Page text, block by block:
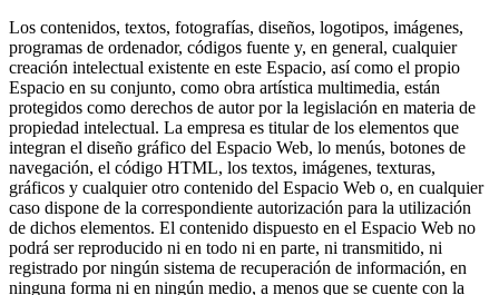
Los contenidos, textos, fotografías, diseños, logotipos, imágenes,
programas de ordenador, códigos fuente y, en general, cualquier
creación intelectual existente en este Espacio, así como el propio
Espacio en su conjunto, como obra artística multimedia, están
protegidos como derechos de autor por la legislación en materia de
propiedad intelectual. La empresa es titular de los elementos que
integran el diseño gráfico del Espacio Web, lo menús, botones de
navegación, el código HTML, los textos, imágenes, texturas,
gráficos y cualquier otro contenido del Espacio Web o, en cualquier
caso dispone de la correspondiente autorización para la utilización
de dichos elementos. El contenido dispuesto en el Espacio Web no
podrá ser reproducido ni en todo ni en parte, ni transmitido, ni
registrado por ningún sistema de recuperación de información, en
ninguna forma ni en ningún medio, a menos que se cuente con la